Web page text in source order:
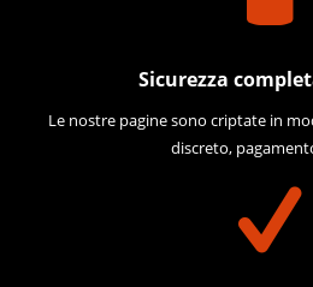
Sicurezza
Le nostre pagine sono criptate in
discreto,